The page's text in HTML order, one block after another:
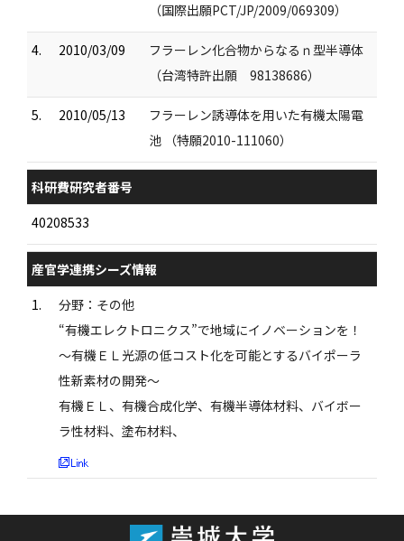
（国際出願PCT/JP/2009/069309）
4. 2010/03/09
フラーレン化合物からなるｎ型半導体
（台湾特許出願 98138686）
5. 2010/05/13
フラーレン誘導体を用いた有機太陽電
池 （特願2010-111060）
科研費研究者番号
40208533
産官学連携シーズ情報
1.
分野：その他
“有機エレクトロニクス”で地域にイノベーションを！
〜有機ＥＬ光源の低コスト化を可能とするバイポーラ
性新素材の開発〜
有機ＥＬ、有機合成化学、有機半導体材料、バイボー
ラ性材料、塗布材料、